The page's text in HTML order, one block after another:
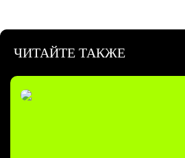
ЧИТАЙТЕ ТАКЖЕ